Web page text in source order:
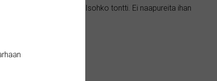
kolme makuuhuonetta. Isohko tontti. Ei naapureita ihan